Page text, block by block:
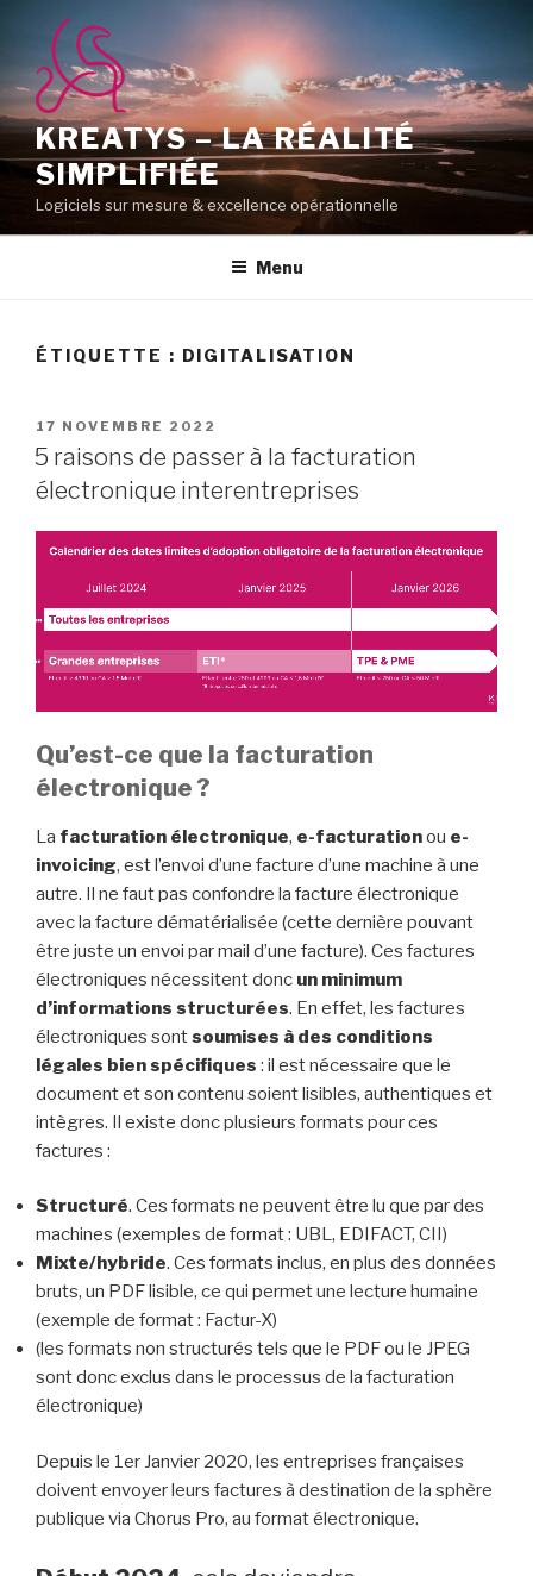
contenu
principal
KREATYS – LA RÉALITÉ
SIMPLIFIÉE
Logiciels sur mesure & excellence opérationnelle
Menu
ÉTIQUETTE : DIGITALISATION
PUBLIÉ
LE
17 NOVEMBRE 2022
5 raisons de passer à la facturation
électronique interentreprises
Qu’est-ce que la facturation
électronique ?
La facturation électronique, e-facturationou e-
invoicing, est l’envoi d’une facture d’une machine à une
autre. Il ne faut pas confondre la facture électronique
avec la facture dématérialisée (cette dernière pouvant
être juste un envoi par mail d’une facture). Ces factures
électroniques nécessitent donc un minimum
d’informations structurées. En effet, les factures
électroniques sontsoumises à des conditions
légales bien spécifiques : il est nécessaire que le
document et son contenu soient lisibles, authentiques et
intègres. Il existe donc plusieurs formats pour ces
factures :
Structuré. Ces formats ne peuvent être lu que par des
machines (exemples de format : UBL, EDIFACT, CII)
Mixte/hybride. Ces formats inclus, en plus des données
bruts, un PDF lisible, ce qui permet une lecture humaine
(exemple de format : Factur-X)
(les formats non structurés tels que le PDF ou le JPEG
sont donc exclus dans le processus de la facturation
électronique)
Depuis le 1er Janvier 2020, les entreprises françaises
doivent envoyer leurs factures à destination de la sphère
publique via Chorus Pro, au format électronique.